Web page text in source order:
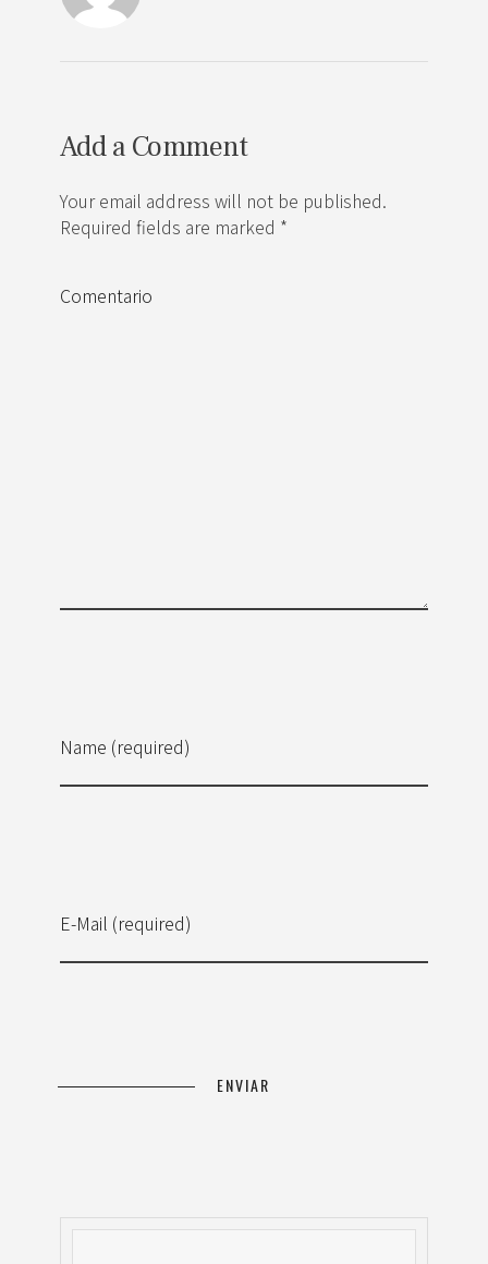
Add a Comment
Your email address will not be published.
Required fields are marked *
Name (required)
E-Mail (required)
Comentario